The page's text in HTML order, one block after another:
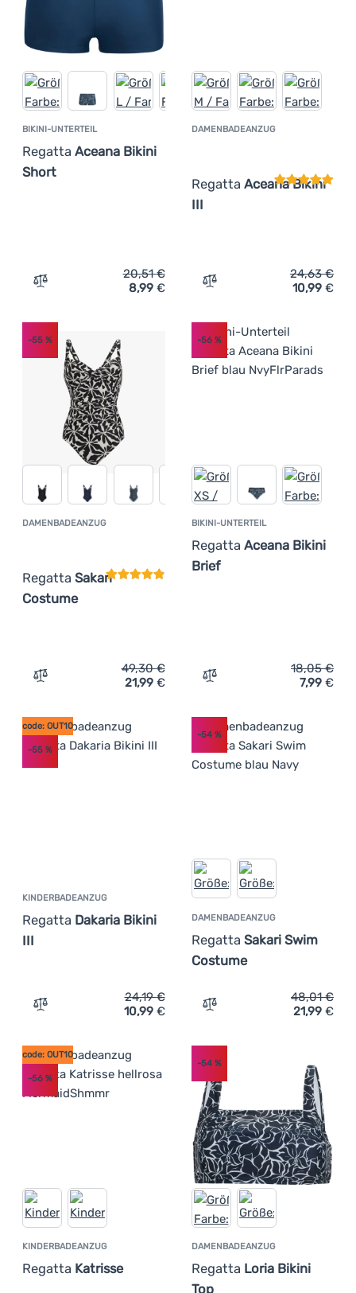
BIKINI-UNTERTEIL
Regatta Aceana Bikini
Short
Zum Vergleich 'Bikini-Unterteil Regatta Aceana Bikini
20,51€
8,99 €
DAMENBADEANZUG
Regatta Aceana Bikini
III
Zum Vergleich
24,63€
10,99 €
DAMENBADEANZUG
Regatta Sakari
Costume
Kundenbewertung
-55 %
Zum Vergleich 'Damenbadeanzug Regatta Sakari
49,30€
21,99 €
BIKINI-UNTERTEIL
Regatta Aceana Bikini
Brief
-56%
Zum Vergleich 'Bikini-
18,05€
7,99 €
KINDERBADEANZUG
Regatta Dakaria Bikini
III
code: OUT10
-55 %
Zum Vergleich 'Kinderbadeanzug Regatta Dakaria Bikini
24,19€
10,99 €
DAMENBADEANZUG
Regatta Sakari Swim
Costume
-54%
Zum Vergleich
48,01€
21,99 €
KINDERBADEANZUG
Regatta Katrisse
code: OUT10
-56 %
DAMENBADEANZUG
Regatta Loria Bikini
Top
-54%